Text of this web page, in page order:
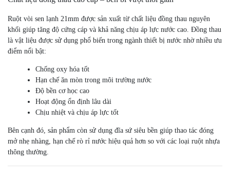
Ruột vòi sen lạnh 21mm được sản xuất từ chất liệu đồng thau nguyên
khối giúp tăng độ cứng cáp và khả năng chịu áp lực nước cao. Đồng thau
là vật liệu được sử dụng phổ biến trong ngành thiết bị nước nhờ nhiều ưu
điểm nổi bật:
Chống oxy hóa tốt
Hạn chế ăn mòn trong môi trường nước
Độ bền cơ học cao
Hoạt động ổn định lâu dài
Chịu nhiệt và chịu áp lực tốt
Bên cạnh đó, sản phẩm còn sử dụng đĩa sứ siêu bền giúp thao tác đóng
mở nhẹ nhàng, hạn chế rò rỉ nước hiệu quả hơn so với các loại ruột nhựa
thông thường.